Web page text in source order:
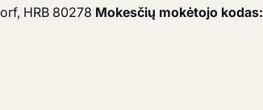
HRB 80278 Mokesčių mokėtojo kodas: